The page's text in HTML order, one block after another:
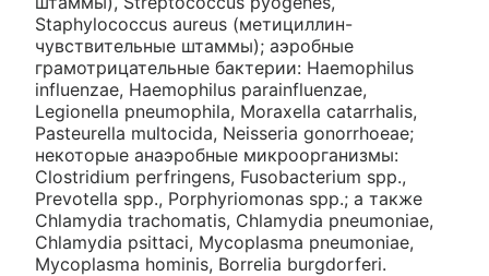
Staphylococcus aureus (метициллин-
чувствительные штаммы); аэробные
грамотрицательные бактерии: Haemophilus
influenzae, Haemophilus parainfluenzae,
Legionella pneumophila, Moraxella catarrhalis,
Pasteurella multocida, Neisseria gonorrhoeae;
некоторые анаэробные микроорганизмы:
Clostridium perfringens, Fusobacterium spp.,
Prevotella spp., Porphyriomonas spp.; а также
Chlamydia trachomatis, Chlamydia pneumoniae,
Chlamydia psittaci, Mycoplasma pneumoniae,
Mycoplasma hominis, Borrelia burgdorferi.